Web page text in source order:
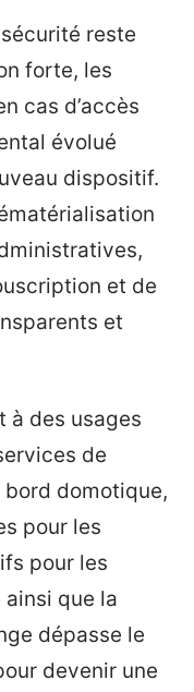
reste
forte, les
cas d’accès
évolué
dispositif.
et de
et
à des usages
de
bord domotique,
pour les
pour les
que la
dépasse le
devenir une